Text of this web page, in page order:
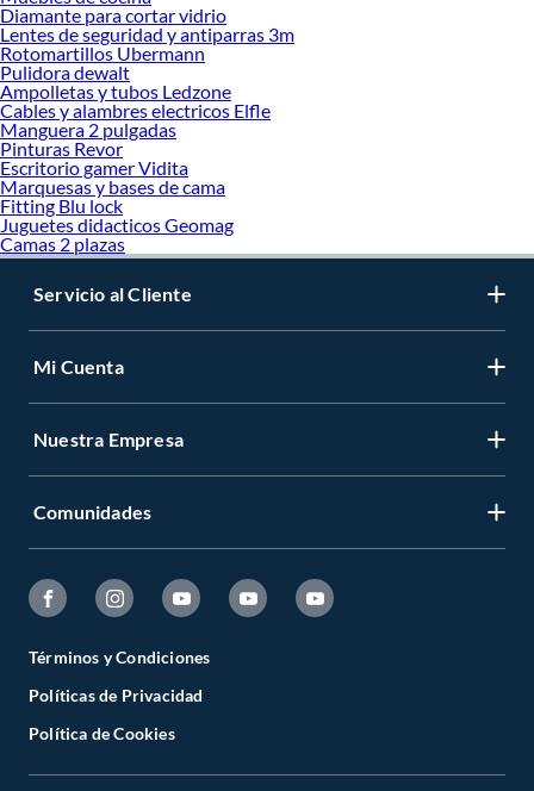
Diamante para cortar vidrio
Lentes de seguridad y antiparras 3m
Rotomartillos Ubermann
Pulidora dewalt
Ampolletas y tubos Ledzone
Cables y alambres electricos Elfle
Manguera 2 pulgadas
Pinturas Revor
Escritorio gamer Vidita
Marquesas y bases de cama
Fitting Blu lock
Juguetes didacticos Geomag
Camas 2 plazas
Servicio al Cliente
Mi Cuenta
Nuestra Empresa
Comunidades
Términos y Condiciones
Políticas de Privacidad
Política de Cookies